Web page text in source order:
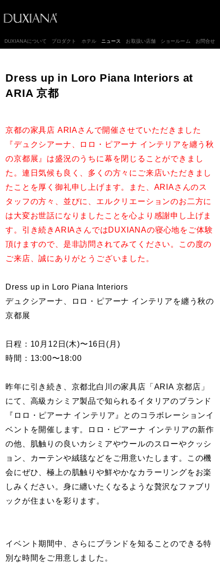
DUXIANAについて プロダクト ホテル ニュース お取扱い店舗 ショールーム お問合せ
Dress up in Loro Piana Interiors at
ARIA 京都
京都の家具店 ARIAさんで開催させていただきました
『デュクシアーナ、ロロ・ピアーナ インテリアを纏う秋
の京都展』は盛況のうちに幕を閉じることができまし
た。連日気候も良く、多くの方々にご来店いただきまし
たことを厚く御礼申し上げます。また、ARIAさんのス
タッフの方々、並びに、エルクリエーションのお二方に
は大変お世話になりましたことを心より感謝申し上げま
す。引き続きARIAさんではDUXIANAの寝心地をご体験
頂けますので、是非訪問されてみてください。この度の
ご来店、誠にありがとうございました。
Dress up in Loro Piana Interiors
デュクシアーナ、ロロ・ピアーナ インテリアを纏う秋の
京都展
日程：10月12日(木)〜16日(月)
時間：13:00〜18:00
昨年に引き続き、京都北白川の家具店「ARIA 京都店」
にて、高級カシミア製品で知られるイタリアのブランド
『ロロ・ピアーナ インテリア』とのコラボレーションイ
ベントを開催します。ロロ・ピアーナ インテリアの新作
の他、肌触りの良いカシミアやウールのスローやクッシ
ョン、カーテンや絨毯などをご用意いたします。この機
会にぜひ、極上の肌触りや鮮やかなカラーリングをお楽
しみください。身に纏いたくなるような贅沢なファブリ
ックが住まいを彩ります。
イベント期間中、さらにブランドを知ることのできる特
別な時間をご用意しました。